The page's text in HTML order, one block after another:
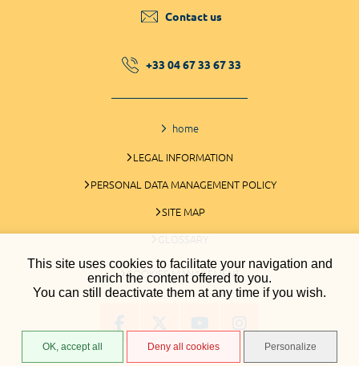
This site uses cookies to facilitate your navigation and
enrich the content offered to you.
You can still deactivate them at any time if you wish.
OK, accept all Deny all cookies Personalize
Contact us
+33 04 67 33 67 33
home
LEGAL INFORMATION
PERSONAL DATA MANAGEMENT POLICY
SITE MAP
GLOSSARY
COOKIES MANAGEMENT